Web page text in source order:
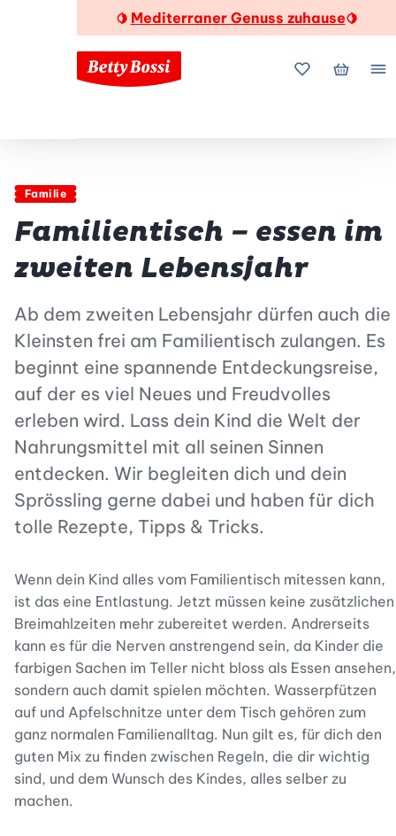
🍋 Mediterraner Genuss zuhause🍋
MeineMein
Familie
Familientisch – essen im
zweiten Lebensjahr
Ab dem zweiten Lebensjahr dürfen auch die
Kleinsten frei am Familientisch zulangen. Es
beginnt eine spannende Entdeckungsreise,
auf der es viel Neues und Freudvolles
erleben wird. Lass dein Kind die Welt der
Nahrungsmittel mit all seinen Sinnen
entdecken. Wir begleiten dich und dein
Sprössling gerne dabei und haben für dich
tolle Rezepte, Tipps & Tricks.
Wenn dein Kind alles vom Familientisch mitessen kann,
ist das eine Entlastung. Jetzt müssen keine zusätzlichen
Breimahlzeiten mehr zubereitet werden. Andrerseits
kann es für die Nerven anstrengend sein, da Kinder die
farbigen Sachen im Teller nicht bloss als Essen ansehen,
sondern auch damit spielen möchten. Wasserpfützen
auf und Apfelschnitze unter dem Tisch gehören zum
ganz normalen Familienalltag. Nun gilt es, für dich den
guten Mix zu finden zwischen Regeln, die dir wichtig
sind, und dem Wunsch des Kindes, alles selber zu
machen.